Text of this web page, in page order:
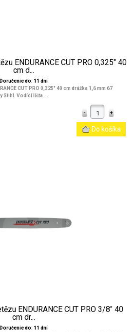
ENDURANCE CUT PRO 0,325" 40
cm d...
Doručenie do: 11 dní
CUT PRO 0,325" 40 cm drážka 1,6 mm 67
Vodící lišta ...
ENDURANCE CUT PRO 3/8" 40
cm dr...
Doručenie do: 11 dní